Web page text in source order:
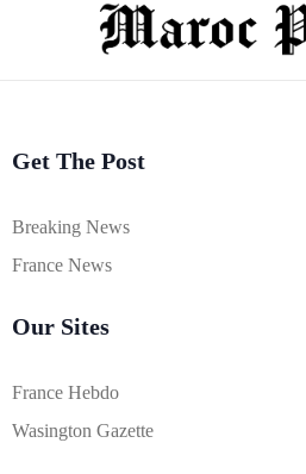
Get The Post
Breaking News
France News
Our Sites
France Hebdo
Wasington Gazette